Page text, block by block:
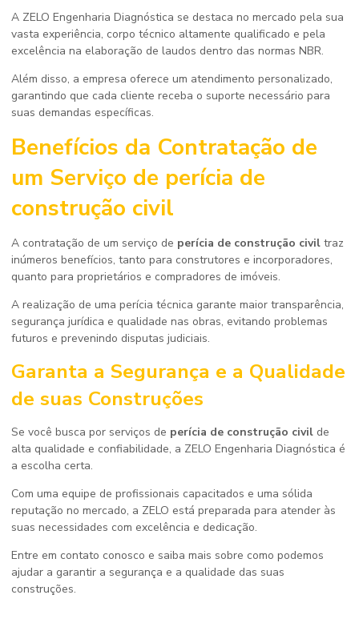
A ZELO Engenharia Diagnóstica se destaca no mercado pela sua
vasta experiência, corpo técnico altamente qualificado e pela
excelência na elaboração de laudos dentro das normas NBR.
Além disso, a empresa oferece um atendimento personalizado,
garantindo que cada cliente receba o suporte necessário para
suas demandas específicas.
Benefícios da Contratação de
um Serviço de perícia de
construção civil
A contratação de um serviço de perícia de construção civil traz
inúmeros benefícios, tanto para construtores e incorporadores,
quanto para proprietários e compradores de imóveis.
A realização de uma perícia técnica garante maior transparência,
segurança jurídica e qualidade nas obras, evitando problemas
futuros e prevenindo disputas judiciais.
Garanta a Segurança e a Qualidade
de suas Construções
Se você busca por serviços de perícia de construção civil de
alta qualidade e confiabilidade, a ZELO Engenharia Diagnóstica é
a escolha certa.
Com uma equipe de profissionais capacitados e uma sólida
reputação no mercado, a ZELO está preparada para atender às
suas necessidades com excelência e dedicação.
Entre em contato conosco e saiba mais sobre como podemos
ajudar a garantir a segurança e a qualidade das suas
construções.